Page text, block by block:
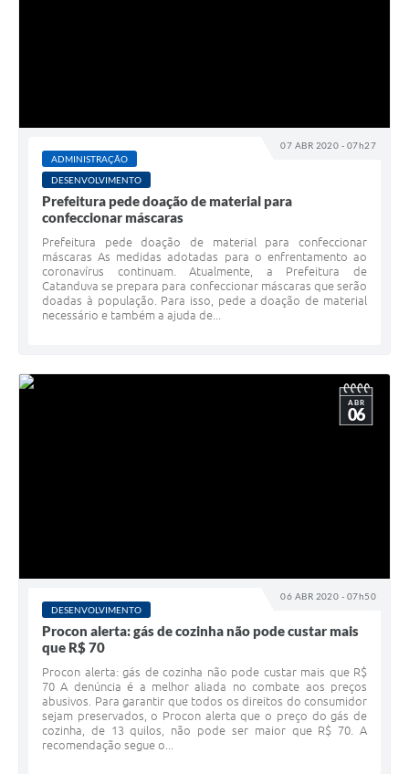
07 ABR 2020 - 07h27
ADMINISTRAÇÃO
DESENVOLVIMENTO
Prefeitura pede doação de material para
confeccionar máscaras
Prefeitura pede doação de material para confeccionar
máscaras As medidas adotadas para o enfrentamento ao
coronavírus continuam. Atualmente, a Prefeitura de
Catanduva se prepara para confeccionar máscaras que serão
doadas à população. Para isso, pede a doação de material
necessário e também a ajuda de...
06 ABR 2020 - 07h50
ABR
06
DESENVOLVIMENTO
Procon alerta: gás de cozinha não pode custar mais
que R$ 70
Procon alerta: gás de cozinha não pode custar mais que R$
70 A denúncia é a melhor aliada no combate aos preços
abusivos. Para garantir que todos os direitos do consumidor
sejam preservados, o Procon alerta que o preço do gás de
cozinha, de 13 quilos, não pode ser maior que R$ 70. A
recomendação segue o...